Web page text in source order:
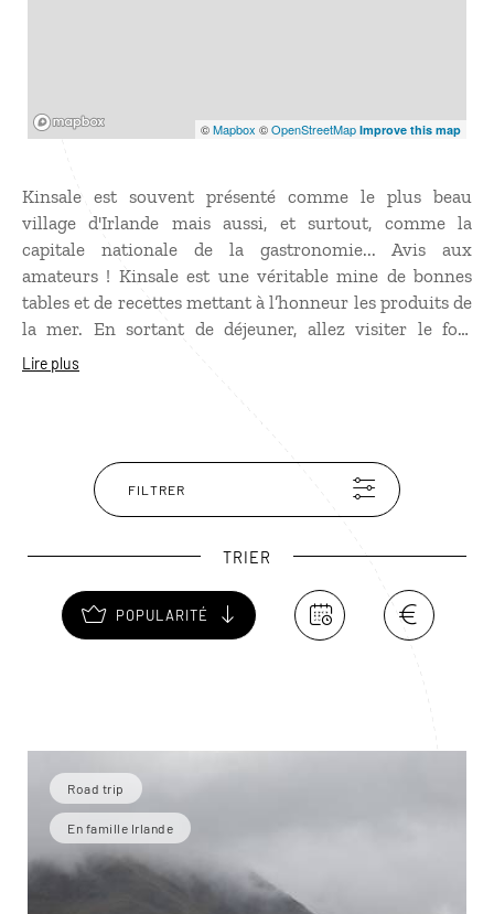
©Mapbox ©OpenStreetMap Improve this map
Kinsale est souvent présenté comme le plus beau
village d'Irlande mais aussi, et surtout, comme la
capitale nationale de la gastronomie... Avis aux
amateurs ! Kinsale est une véritable mine de bonnes
tables et de recettes mettant à l’honneur les produits de
la mer. En sortant de déjeuner, allez visiter le fort
Charles II à l'entrée de l'estuaire de Bandon. Construit
Lire plus
FILTRER
TRIER
POPULARITÉ
Road trip
En famille Irlande